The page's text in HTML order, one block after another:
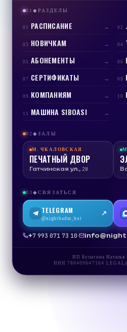
01◆РАЗДЕЛЫ
01 РАСПИСАНИЕ → 02
03 НОВИЧКАМ → 04
05 АБОНЕМЕНТЫ → 06
07 СЕРТИФИКАТЫ → 08
09 КОМПАНИЯМ → 10
11 МАШИНА SIBOASI →
02◆ЗАЛЫ
М.ЧКАЛОВСКАЯ
ПЕЧАТНЫЙ ДВОР
Гатчинская ул., 28
03◆СВЯЗАТЬСЯ
TELEGRAM
@nightbadm_bot
↗
+7 993 071 73 10·
ИП Бусыгина Наталья
ИНН 780409647164 ·